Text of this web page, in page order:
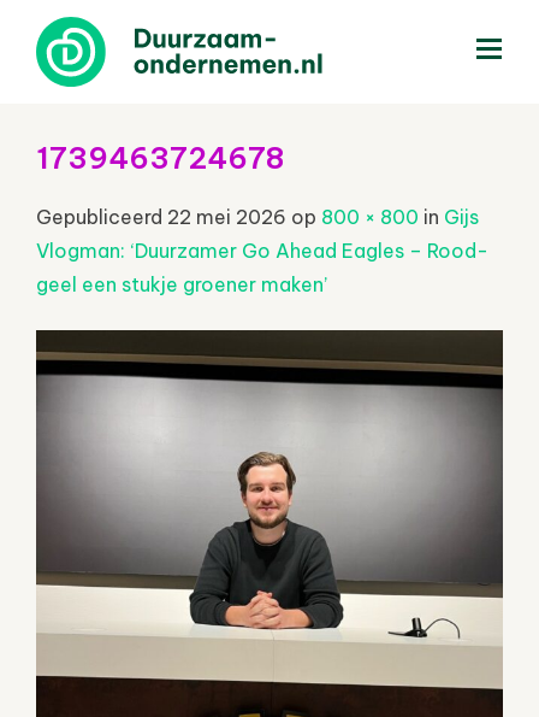
1739463724678
Gepubliceerd 22 mei 2026 op 800 × 800 in Gijs
Vlogman: ‘Duurzamer Go Ahead Eagles – Rood-
geel een stukje groener maken’